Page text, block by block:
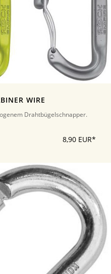
WIRE
Drahtbügelschnapper.
8,90 EUR*